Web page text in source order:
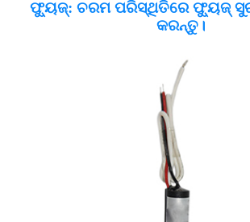
ଫ୍ୟୁଜ୍: ଚରମ ପରିସ୍ଥିତିରେ ଫ୍ୟୁଜ୍
କରନ୍ତୁ।